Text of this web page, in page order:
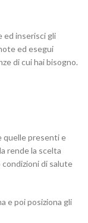
ed inserisci gli
ed esegui
di cui hai bisogno.
quelle presenti e
rende la scelta
di salute
e poi posiziona gli